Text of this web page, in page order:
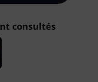
consultés